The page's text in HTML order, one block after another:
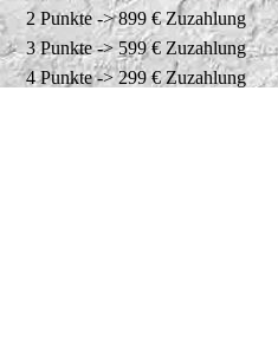
2 Punkte -> 899 € Zuzahlung
3 Punkte -> 599 € Zuzahlung
4 Punkte -> 299 € Zuzahlung